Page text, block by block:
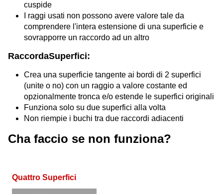
cuspide
I raggi usati non possono avere valore tale da
comprendere l'intera estensione di una superficie e
sovrapporre un raccordo ad un altro
RaccordaSuperfici:
Crea una superficie tangente ai bordi di 2 superfici
(unite o no) con un raggio a valore costante ed
opzionalmente tronca e/o estende le superfici originali
Funziona solo su due superfici alla volta
Non riempie i buchi tra due raccordi adiacenti
Cha faccio se non funziona?
Quattro Superfici